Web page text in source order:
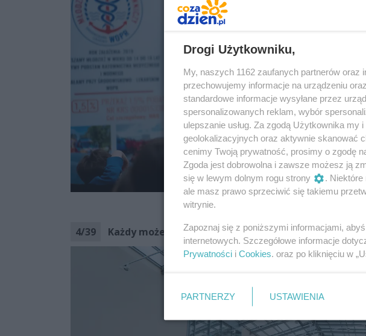
4/39 Każdy może być ratownikiem (zdjęcia)
Drogi Użytkowniku,
My, naszych 1162 zaufanych partnerów
przechowujemy informacje na urządzeniu
standardowe informacje wysyłane przez
spersonalizowanych reklam, wybór
ulepszanie usług. Za zgodą Użytkownika
geolokalizacyjnych oraz aktywnie skanować
cenimy Twoją prywatność, prosimy o zgodę
Zgoda jest dobrowolna i zawsze możesz ją
się w lewym dolnym rogu strony
.
ale masz prawo sprzeciwić się takiemu
witrynie.
Zapoznaj się z poniższymi informacjami,
internetowych. Szczegółowe informacje
Prywatności i Cookies. oraz po kliknięciu w
PARTNERZY USTAWIENIA